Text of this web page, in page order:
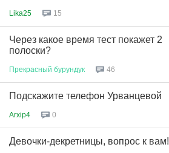
Lika25 15
Через какое время тест покажет 2
полоски?
Прекрасный бурундук 46
Подскажите телефон Урванцевой
Arxip4 0
Девочки-декретницы, вопрос к вам!